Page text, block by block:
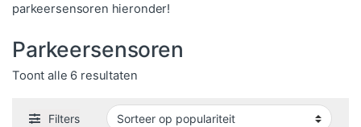
parkeersensoren hieronder!
Parkeersensoren
Toont alle 6 resultatenGesorteerd op populariteit
Filters